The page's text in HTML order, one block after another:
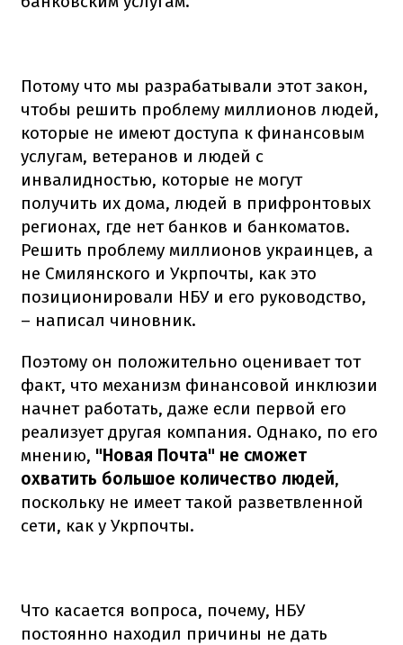
Потому что мы разрабатывали этот закон,
чтобы решить проблему миллионов людей,
которые не имеют доступа к финансовым
услугам, ветеранов и людей с
инвалидностью, которые не могут
получить их дома, людей в прифронтовых
регионах, где нет банков и банкоматов.
Решить проблему миллионов украинцев, а
не Смилянского и Укрпочты, как это
позиционировали НБУ и его руководство,
– написал чиновник.
Поэтому он положительно оценивает тот
факт, что механизм финансовой инклюзии
начнет работать, даже если первой его
реализует другая компания. Однако, по его
мнению, "Новая Почта" не сможет
охватить большое количество людей,
поскольку не имеет такой разветвленной
сети, как у Укрпочты.
Что касается вопроса, почему, НБУ
постоянно находил причины не дать